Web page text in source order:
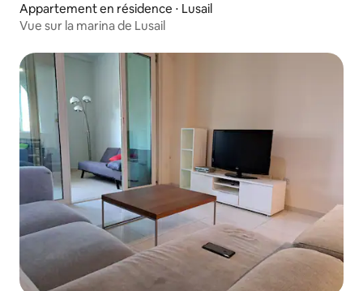
Appartement en résidence ⋅ Lusail
Vue sur la marina de Lusail